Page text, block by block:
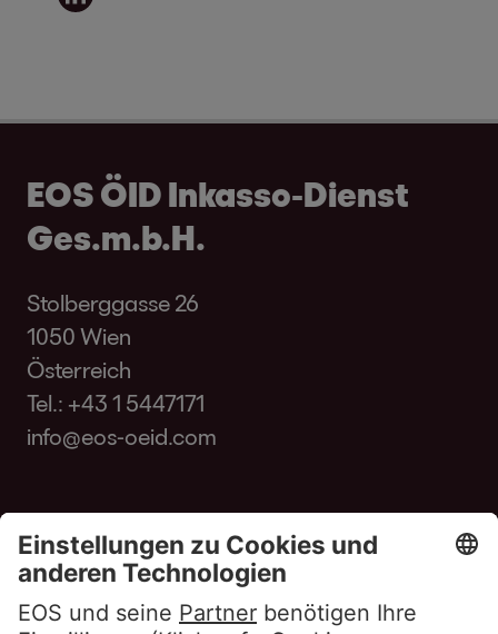
EOS ÖID Inkasso-Dienst
Ges.m.b.H.
Stolberggasse 26
1050 Wien
Österreich
Tel.: +43 1 5447171
info@eos-oeid.com
Glossar